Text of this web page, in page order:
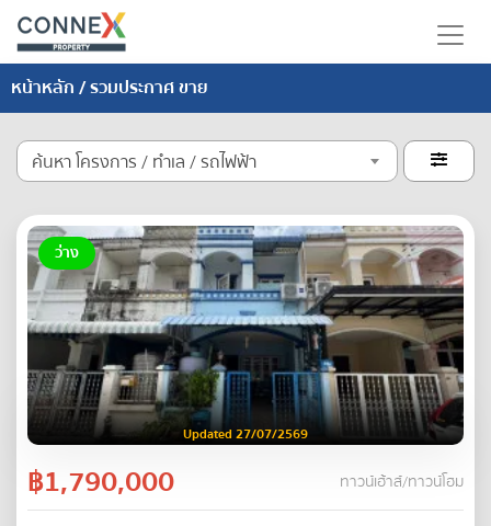
หน้าหลัก/ รวมประกาศ ขาย
ค้นหา โครงการ / ทำเล / รถไฟฟ้า 
ว่าง
Updated 27/07/2569
฿1,790,000 ทาวน์เฮ้าส์/ทาวน์โฮม